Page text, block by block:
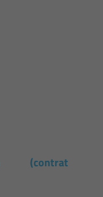
(contrat